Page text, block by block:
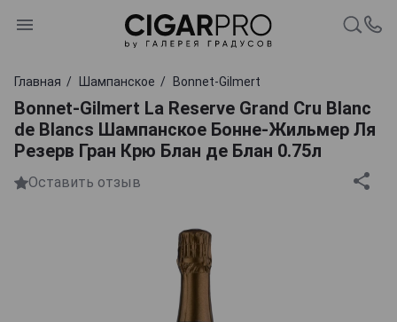
Главная Шампанское Bonnet-Gilmert
Bonnet-Gilmert La Reserve Grand Cru Blanc
de Blancs Шампанское Бонне-Жильмер Ля
Резерв Гран Крю Блан де Блан 0.75л
Оставить отзыв